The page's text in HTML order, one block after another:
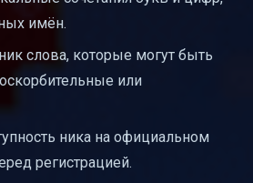
имён.
слова, которые могут быть
или
ника на официальном
регистрацией.